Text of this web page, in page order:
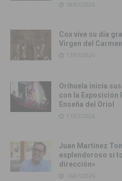
18/07/2026
Cox vive su día
Virgen del Carmen
17/07/2026
Orihuela inicia
con la Exposición
Enseña del Oriol
17/07/2026
Juan Martínez
esplendoroso si
dirección»
16/07/2026